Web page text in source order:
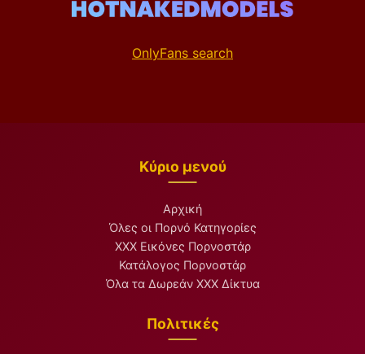
OnlyFans search
Κύριο μενού
Αρχική
Όλες οι Πορνό Κατηγορίες
XXX Εικόνες Πορνοστάρ
Κατάλογος Πορνοστάρ
Όλα τα Δωρεάν XXX Δίκτυα
Πολιτικές